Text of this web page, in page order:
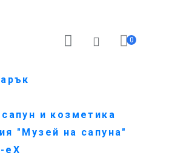
0
и козметика
"Музей на сапуна"
eX